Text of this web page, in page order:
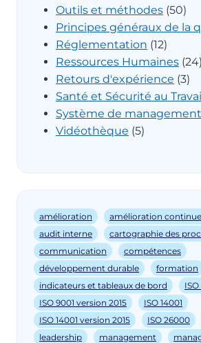
Outils et méthodes (50)
Principes généraux de la
Réglementation (12)
Ressources Humaines (24)
Retours d'expérience (3)
Santé et Sécurité au
Système de management
Vidéothèque (5)
amélioration amélioration continue
audit interne
cartographie des
communication
compétences
développement durable
formation
indicateurs et tableaux de bord
ISO
ISO 9001 version 2015
ISO 14001
ISO 14001 version 2015
ISO 26000
leadership
management